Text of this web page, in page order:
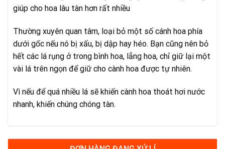
giúp cho hoa lâu tàn hơn rất nhiều
Thường xuyên quan tâm, loại bỏ một số cánh hoa phía
dưới gốc nếu nó bị xấu, bị dập hay héo. Bạn cũng nên bỏ
hết các lá rụng ở trong bình hoa, lẵng hoa, chỉ giữ lại một
vài lá trên ngọn để giữ cho cành hoa được tự nhiên.
Vì nếu để quá nhiều lá sẽ khiến cành hoa thoát hơi nước
nhanh, khiến chúng chóng tàn.